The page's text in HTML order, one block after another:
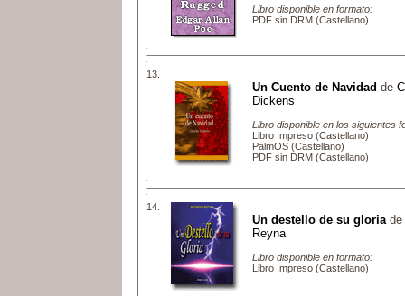
Libro disponible en formato:
PDF sin DRM (Castellano)
13.
Un Cuento de Navidad de
Dickens
Libro disponible en los siguientes
Libro Impreso (Castellano)
PalmOS (Castellano)
PDF sin DRM (Castellano)
14.
Un destello de su gloria de
Reyna
Libro disponible en formato:
Libro Impreso (Castellano)